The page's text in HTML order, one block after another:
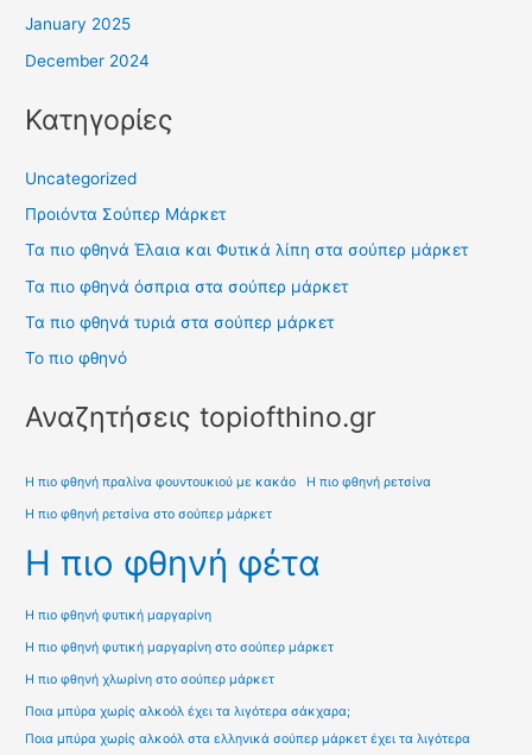
January 2025
December 2024
Κατηγορίες
Uncategorized
Προιόντα Σούπερ Μάρκετ
Τα πιο φθηνά Έλαια και Φυτικά λίπη στα σούπερ μάρκετ
Τα πιο φθηνά όσπρια στα σούπερ μάρκετ
Τα πιο φθηνά τυριά στα σούπερ μάρκετ
Το πιο φθηνό
Αναζητήσεις topiofthino.gr
Η πιο φθηνή πραλίνα φουντουκιού με κακάο Η πιο φθηνή ρετσίνα
Η πιο φθηνή ρετσίνα στο σούπερ μάρκετ
Η πιο φθηνή φέτα
Η πιο φθηνή φυτική μαργαρίνη
Η πιο φθηνή φυτική μαργαρίνη στο σούπερ μάρκετ
Η πιο φθηνή χλωρίνη στο σούπερ μάρκετ
Ποια μπύρα χωρίς αλκοόλ έχει τα λιγότερα σάκχαρα;
Ποια μπύρα χωρίς αλκοόλ στα ελληνικά σούπερ μάρκετ έχει τα λιγότερα